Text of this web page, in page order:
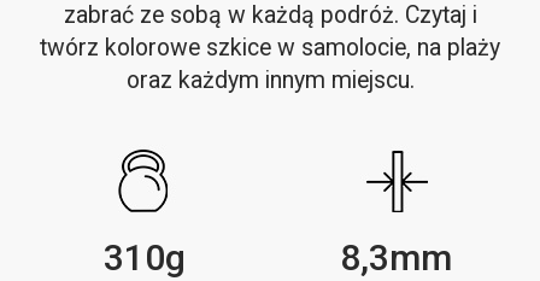
zabrać ze sobą w każdą podróż. Czytaj i
twórz kolorowe szkice w samolocie, na plaży
oraz każdym innym miejscu.
310g 8,3mm